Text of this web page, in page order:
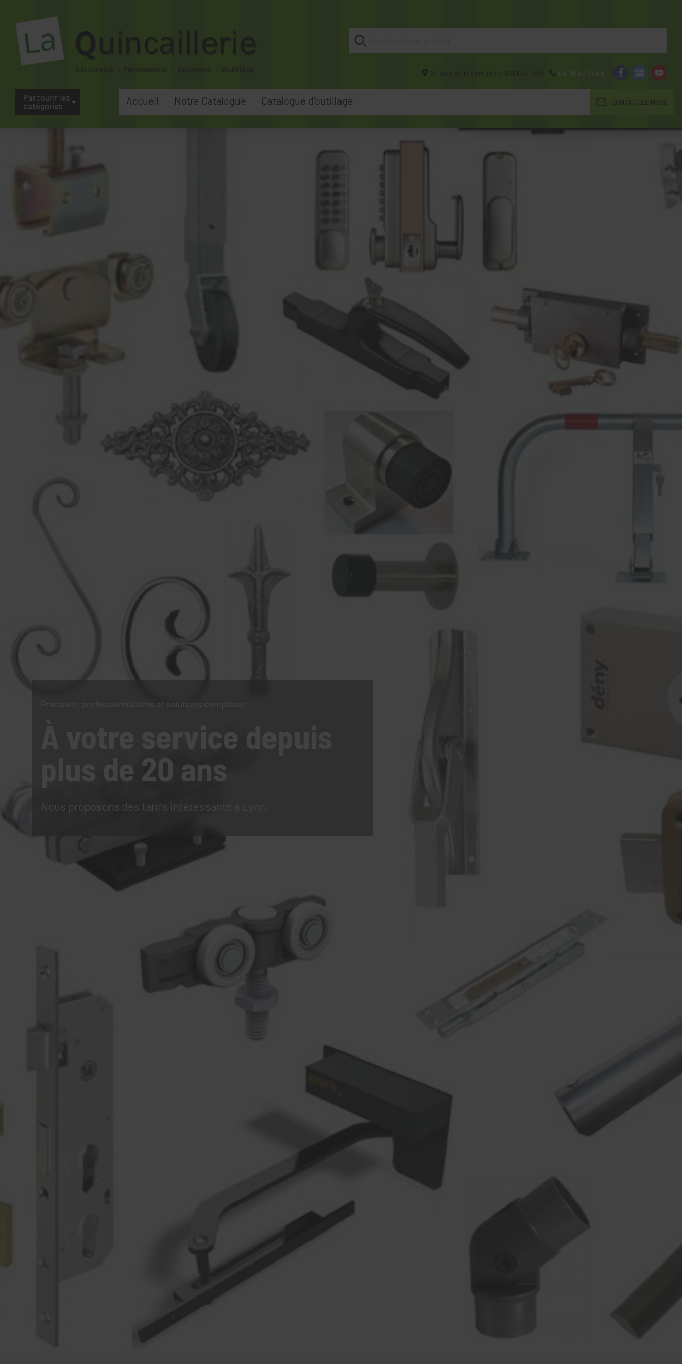
82 Rue de la Part-Dieu, 69003 LYON 04 78 42 24 08
Parcourir les
catégories
Accueil Notre Catalogue Catalogue d'outillage CONTACTEZ-NOUS
Précision, professionnalisme et solutions complètes
À votre service depuis
plus de 20 ans
Nous proposons des tarifs intéressants à Lyon.